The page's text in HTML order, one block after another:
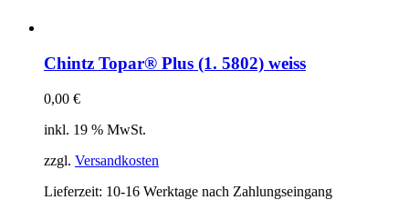
Chintz Topar® Plus (1. 5802) weiss
0,00 €
inkl. 19 % MwSt.
zzgl. Versandkosten
Lieferzeit: 10-16 Werktage nach Zahlungseingang